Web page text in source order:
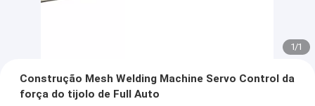
1/1
Construção Mesh Welding Machine Servo Control da
força do tijolo de Full Auto